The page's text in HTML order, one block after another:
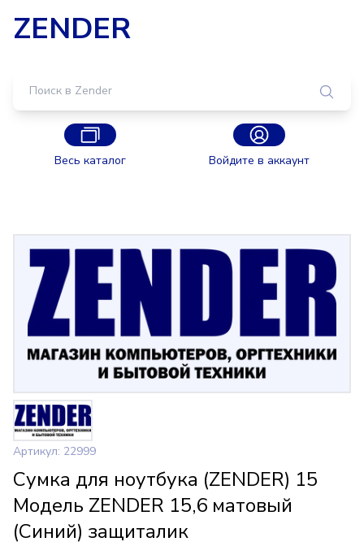
ZENDER
Весь каталог Войдите в аккаунт
Артикул: 22999
Сумка для ноутбука (ZENDER) 15
Модель ZENDER 15,6 матовый
(Синий) защиталик